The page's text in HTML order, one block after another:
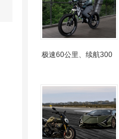
极速60公里、续航300